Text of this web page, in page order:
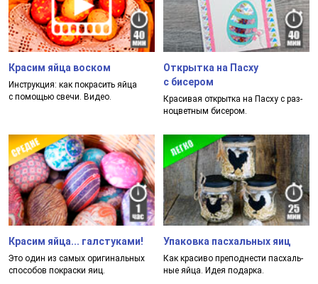
Красим яйца воском
Инструк­ция: как пок­ра­сить яй­ца
с по­мощью све­чи. Видео.
Открытка на Пасху
с бисером
Кра­си­вая от­крыт­ка на Пас­ху с раз­
ноц­вет­ным би­се­ром.
Красим яйца... галстуками!
Это один из са­мых ори­ги­наль­ных
спо­со­бов пок­рас­ки яиц.
Упаковка пасхальных яиц
Как кра­си­во пре­под­нес­ти пас­халь­
ные яй­ца. Идея по­дар­ка.